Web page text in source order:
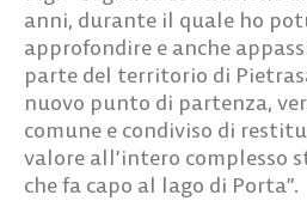
anni, durante il quale ho
approfondire e anche
parte del territorio di
nuovo punto di partenza,
comune e condiviso di
valore all’intero complesso
che fa capo al lago di Porta”.